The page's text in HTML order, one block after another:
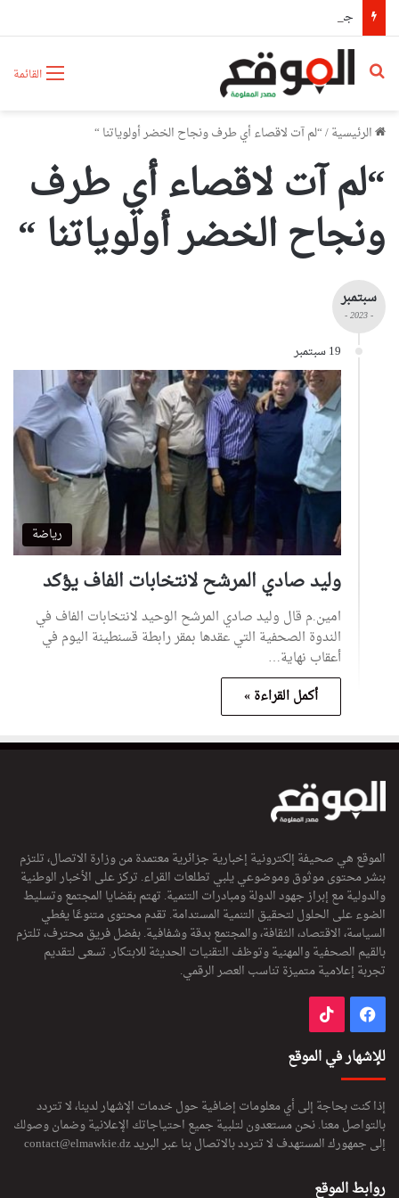
القائمة بحث عن
الرئيسية/“لم آت لاقصاء أي طرف ونجاح الخضر أولوياتنا “
“لم آت لاقصاء أي طرف
ونجاح الخضر أولوياتنا “
سبتمبر
- 2023 -
19 سبتمبر
رياضة
وليد صادي المرشح لانتخابات الفاف يؤكد
امين.م قال وليد صادي المرشح الوحيد لانتخابات الفاف في
الندوة الصحفية التي عقدها بمقر رابطة قسنطينة اليوم في
أعقاب نهاية…
أكمل القراءة »
الموقع هي صحيفة إلكترونية إخبارية جزائرية معتمدة من وزارة الاتصال، تلتزم
بنشر محتوى موثوق وموضوعي يلبي تطلعات القراء. تركز على الأخبار الوطنية
والدولية مع إبراز جهود الدولة ومبادرات التنمية. تهتم بقضايا المجتمع وتسليط
الضوء على الحلول لتحقيق التنمية المستدامة. تقدم محتوى متنوعًا يغطي
السياسة، الاقتصاد، الثقافة، والمجتمع بدقة وشفافية. بفضل فريق محترف، تلتزم
بالقيم الصحفية والمهنية وتوظف التقنيات الحديثة للابتكار. تسعى لتقديم
تجربة إعلامية متميزة تناسب العصر الرقمي.
فيسبوك
للإشهار في الموقع
إذا كنت بحاجة إلى أي معلومات إضافية حول خدمات الإشهار لدينا، لا تتردد
بالتواصل معنا. نحن مستعدون لتلبية جميع احتياجاتك الإعلانية وضمان وصولك
إلى جمهورك المستهدف لا تتردد بالاتصال بنا عبر البريدcontact@elmawkie.dz
روابط الموقع